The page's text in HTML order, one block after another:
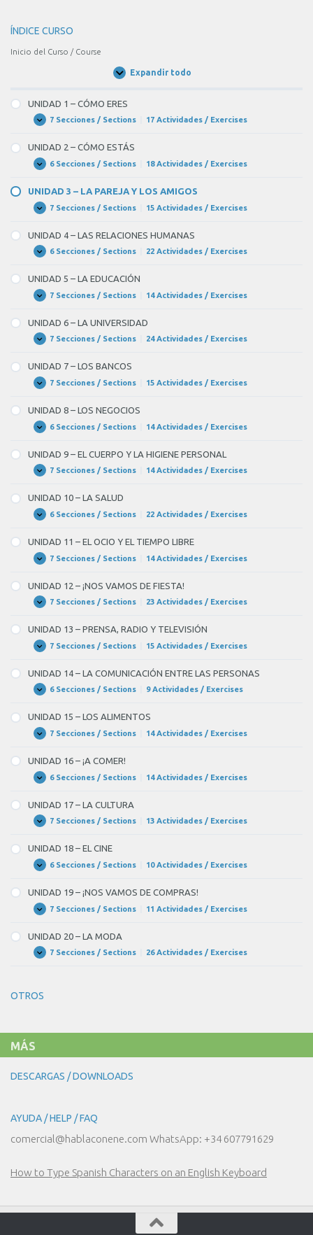
ÍNDICE CURSO
Inicio del Curso / Course
Expandir todo
Unidades
UNIDAD 1 – CÓMO ERES
Expandir
UNIDAD
–
CÓMO
ERES
7 Secciones / Sections 17 Actividades / Exercises
UNIDAD 2 – CÓMO ESTÁS
Expandir
UNIDAD
–
CÓMO
ESTÁS
6 Secciones / Sections 18 Actividades / Exercises
UNIDAD 3 – LA PAREJA Y LOS AMIGOS
Expandir
UNIDAD
–
LA
PAREJA
Y
AMIGOS
7 Secciones / Sections 15 Actividades / Exercises
UNIDAD 4 – LAS RELACIONES HUMANAS
Expandir
UNIDAD
–
LAS
RELACIONES
HUMANAS
6 Secciones / Sections 22 Actividades / Exercises
UNIDAD 5 – LA EDUCACIÓN
Expandir
UNIDAD
–
LA
EDUCACIÓN
7 Secciones / Sections 14 Actividades / Exercises
UNIDAD 6 – LA UNIVERSIDAD
Expandir
UNIDAD
–
LA
UNIVERSIDAD
7 Secciones / Sections 24 Actividades / Exercises
UNIDAD 7 – LOS BANCOS
Expandir
UNIDAD
–
LOS
BANCOS
7 Secciones / Sections 15 Actividades / Exercises
UNIDAD 8 – LOS NEGOCIOS
Expandir
UNIDAD
–
LOS
NEGOCIOS
6 Secciones / Sections 14 Actividades / Exercises
UNIDAD 9 – EL CUERPO Y LA HIGIENE PERSONAL
Expandir
UNIDAD
–
EL
CUERPO
Y
HIGIENE
PERSONAL
7 Secciones / Sections 14 Actividades / Exercises
UNIDAD 10 – LA SALUD
Expandir
UNIDAD
–
LA
SALUD
6 Secciones / Sections 22 Actividades / Exercises
UNIDAD 11 – EL OCIO Y EL TIEMPO LIBRE
Expandir
UNIDAD
–
EL
OCIO
Y
TIEMPO
LIBRE
7 Secciones / Sections 14 Actividades / Exercises
UNIDAD 12 – ¡NOS VAMOS DE FIESTA!
Expandir
UNIDAD
–
¡NOS
VAMOS
DE
7 Secciones / Sections 23 Actividades / Exercises
UNIDAD 13 – PRENSA, RADIO Y TELEVISIÓN
Expandir
UNIDAD
–
PRENSA,
RADIO
7 Secciones / Sections 15 Actividades / Exercises
UNIDAD 14 – LA COMUNICACIÓN ENTRE LAS PERSONAS
Expandir
UNIDAD
–
LA
COMUNICACIÓN
ENTRE
PERSONAS
6 Secciones / Sections 9 Actividades / Exercises
UNIDAD 15 – LOS ALIMENTOS
Expandir
UNIDAD
–
LOS
ALIMENTOS
7 Secciones / Sections 14 Actividades / Exercises
UNIDAD 16 – ¡A COMER!
Expandir
UNIDAD
–
¡A
COMER!
6 Secciones / Sections 14 Actividades / Exercises
UNIDAD 17 – LA CULTURA
Expandir
UNIDAD
–
LA
CULTURA
7 Secciones / Sections 13 Actividades / Exercises
UNIDAD 18 – EL CINE
Expandir
UNIDAD
–
EL
CINE
6 Secciones / Sections 10 Actividades / Exercises
UNIDAD 19 – ¡NOS VAMOS DE COMPRAS!
Expandir
UNIDAD
–
¡NOS
VAMOS
DE
7 Secciones / Sections 11 Actividades / Exercises
UNIDAD 20 – LA MODA
Expandir
UNIDAD
MODA
7 Secciones / Sections 26 Actividades / Exercises
OTROS
MÁS
DESCARGAS / DOWNLOADS
AYUDA / HELP / FAQ
comercial@hablaconene.com WhatsApp: +34 607791629
How to Type Spanish Characters on an English Keyboard